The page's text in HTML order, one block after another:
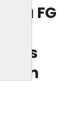
la FG
los